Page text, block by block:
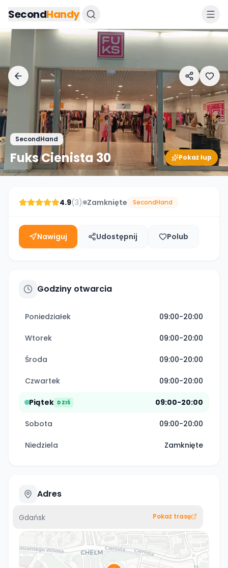
SecondHandy
SecondHand
Fuks Cienista 30 Pokaż łup
4.9(3) Zamknięte SecondHand
Nawiguj Udostępnij Polub
Godziny otwarcia
Poniedziałek 09:00-20:00
Wtorek 09:00-20:00
Środa 09:00-20:00
Czwartek 09:00-20:00
Piątek DZIŚ 09:00-20:00
Sobota 09:00-20:00
Niedziela Zamknięte
Adres
Gdańsk Pokaż trasę